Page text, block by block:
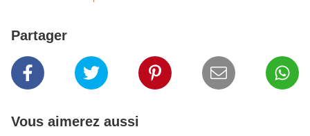
Partager
Vous aimerez aussi